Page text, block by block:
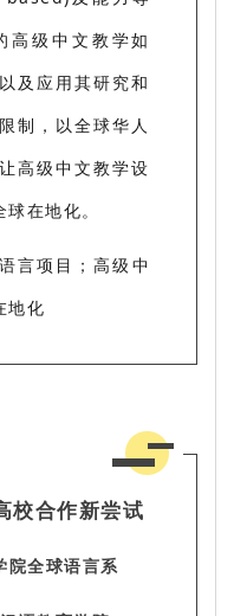
级中文教学如
及应用其研究和
制，以全球华人
高级中文教学设
在地化。
言项目；高级中
地化
校合作新尝试
院全球语言系